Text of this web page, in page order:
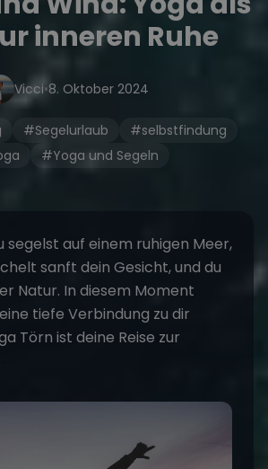
inneren Ruhe
Vicci•8. Oktober 2024
#Segelurlaub
#selbstfindung
#Yoga und Segeln
segelst auf einem ruhigen Meer,
sanft dein Gesicht, und du
Natur. In diesem Moment
tiefe Verbindung zu dir
Törn ist deine Reise zur